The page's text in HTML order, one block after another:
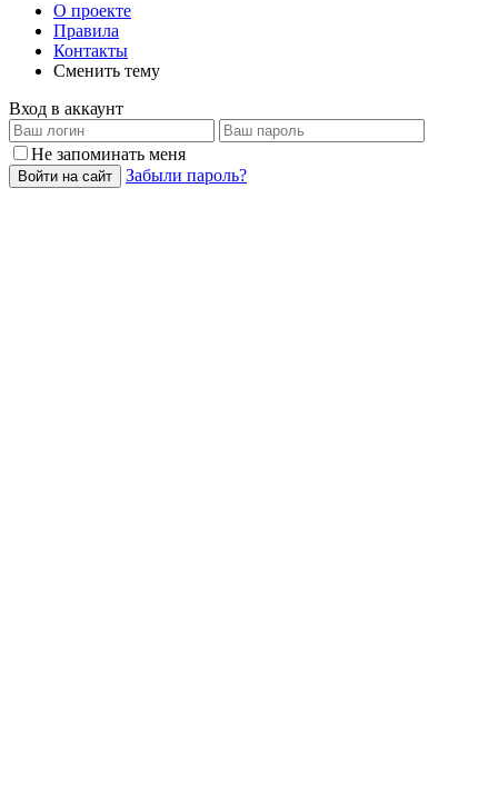
О проекте
Правила
Контакты
Сменить тему
Вход в аккаунт
Не запоминать меня
Войти на сайт Забыли пароль?